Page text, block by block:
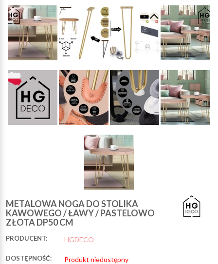
METALOWA NOGA DO STOLIKA
KAWOWEGO / ŁAWY / PASTELOWO
ZŁOTA DP50 CM
PRODUCENT: HGDECO
DOSTĘPNOŚĆ:
Produkt niedostępny